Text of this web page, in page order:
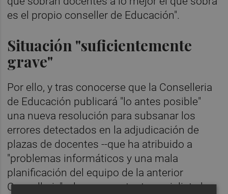
es el propio conseller de Educación".
Situación "suficientemente
grave"
Por ello, y tras conocerse que la Conselleria
de Educación publicará "lo antes posible"
una nueva resolución para subsanar los
errores detectados en la adjudicación de
plazas de docentes --que ha atribuido a
"problemas informáticos y una mala
planificación del equipo de la anterior
Conselleria"--, la representante socialista ha